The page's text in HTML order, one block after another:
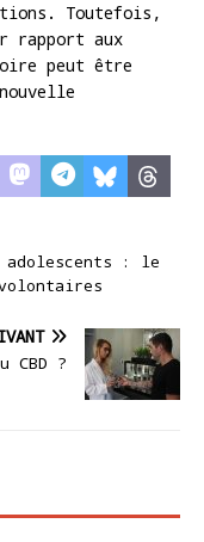
Toutefois,
rapport aux
peut être
: le
CBD ?